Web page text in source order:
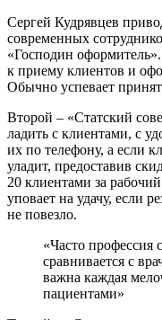
Сергей Кудрявцев
современных
«Господин оформитель».
к приему клиентов и
Обычно успевает
Второй – «Статский
ладить с клиентами, с
их по телефону, а если
уладит, предоставив
20 клиентами за
уповает на удачу, если
не повезло.
«Часто профессия
сравнивается с
важна каждая
пациентами»